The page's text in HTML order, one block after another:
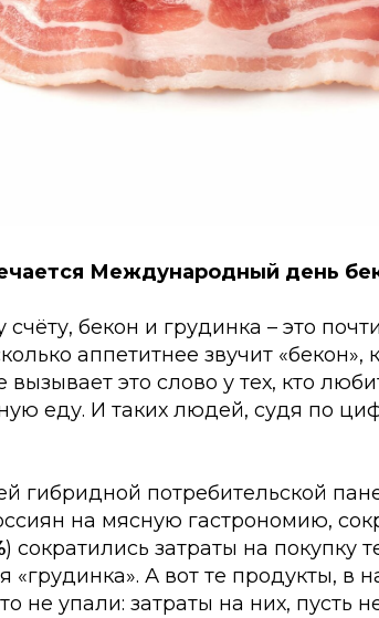
Международный день
счёту, бекон и грудинка – это
аппетитнее звучит «бекон»,
это слово у тех, кто
еду. И таких людей, судя по
потребительской
на мясную гастрономию,
) сократились затраты на покупку
«грудинка». А вот те продукты, в
не упали: затраты на них, пусть